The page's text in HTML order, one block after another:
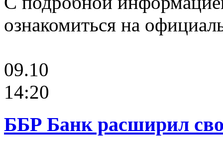
ознакомиться на
09.10
14:20
ББР Банк расширил